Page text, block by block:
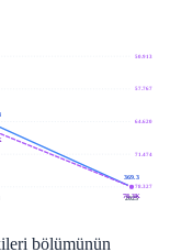
50.913
57.767
64.620
71.474
78.327
2025
369.3
78.3K
bölümünün